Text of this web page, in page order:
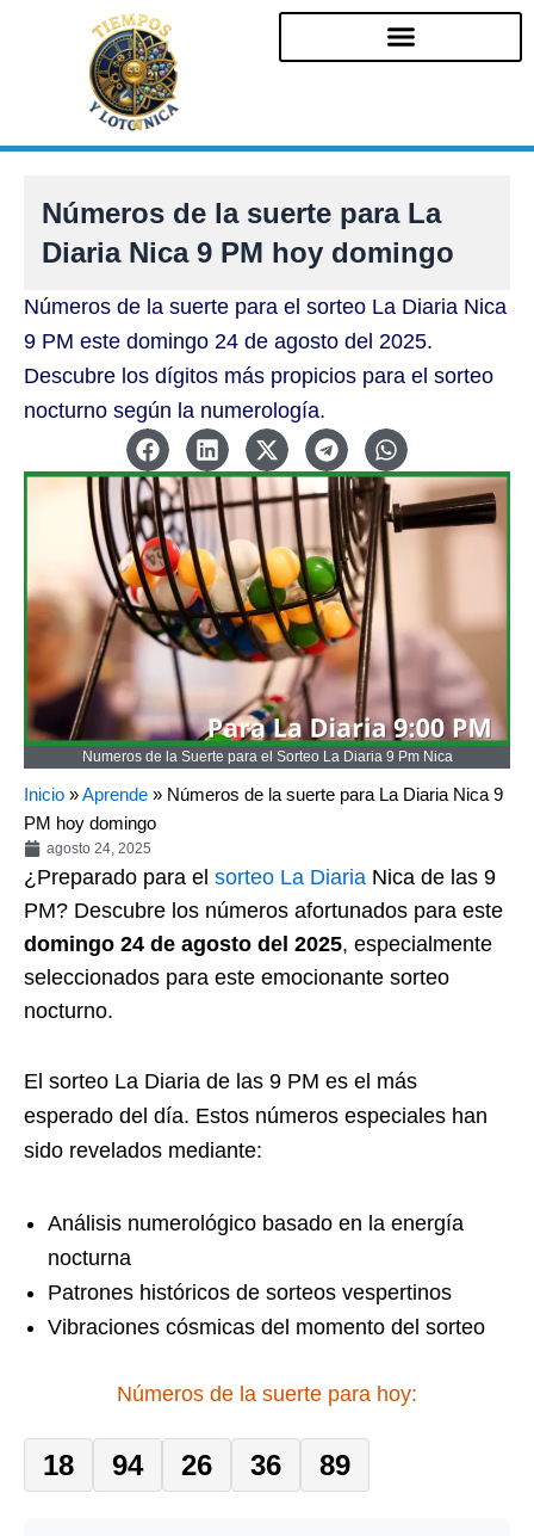
Números de la suerte para La
Diaria Nica 9 PM hoy domingo
Números de la suerte para el sorteo La Diaria Nica
9 PM este domingo 24 de agosto del 2025.
Descubre los dígitos más propicios para el sorteo
nocturno según la numerología.
Numeros de la Suerte para el Sorteo La Diaria 9 Pm Nica
Inicio »Aprende » Números de la suerte para La Diaria Nica 9
PM hoy domingo
agosto 24, 2025
¿Preparado para el sorteo La Diaria Nica de las 9
PM? Descubre los números afortunados para este
domingo 24 de agosto del 2025, especialmente
seleccionados para este emocionante sorteo
nocturno.
El sorteo La Diaria de las 9 PM es el más
esperado del día. Estos números especiales han
sido revelados mediante:
Análisis numerológico basado en la energía
nocturna
Patrones históricos de sorteos vespertinos
Vibraciones cósmicas del momento del sorteo
Números de la suerte para hoy:
18 94 26 36 89